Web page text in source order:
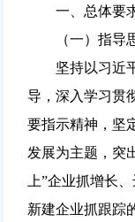
一、总体要
（一）指导
坚持以习近平
导，深入学习贯
要指示精神，坚
发展为主题，突
上”企业抓增长
新建企业抓跟踪